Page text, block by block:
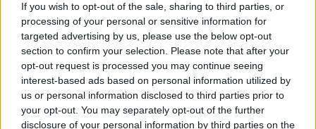
If you wish to opt-out of the sale, sharing to third parties, or
processing of your personal or sensitive information for
targeted advertising by us, please use the below opt-out
section to confirm your selection. Please note that after your
opt-out request is processed you may continue seeing
interest-based ads based on personal information utilized by
us or personal information disclosed to third parties prior to
your opt-out. You may separately opt-out of the further
disclosure of your personal information by third parties on the
Κατηγορίας: Πρεμιέρα με νίκη
για Δανία και Ισλανδία - Το
πανόραμα
Β.Σ. Καρούλιας: Τζίρος 98,7
εκατ. ευρώ και αύξηση κερδών
57% - Τα νέα στοιχήματα σε
low & non alcohol
Metlen: Ρεκόρ EBITDA στο α' εξάμηνο, στα 550 εκατ. ευρώ – Καθαρά
κέρδη 313 εκατ. ευρώ